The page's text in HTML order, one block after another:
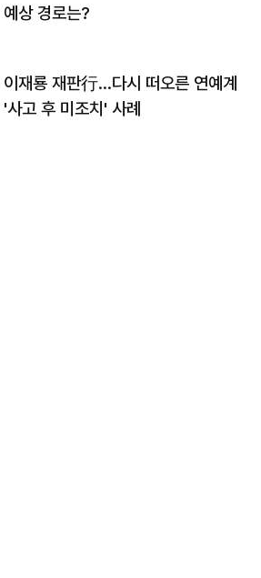
예상 경로는?
이재룡 재판行…다시 떠오른 연예계
'사고 후 미조치' 사례